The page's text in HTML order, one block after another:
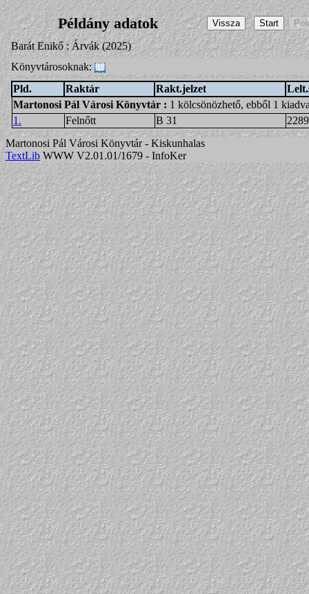
Példány adatok
Barát Enikő : Árvák (2025)
Könyvtárosoknak:
Pld.
Raktár Rakt.jelzet
Martonosi Pál Városi Könyvtár : 1 kölcsönözhető, ebből 1
1.
Felnőtt B 31
Martonosi Pál Városi Könyvtár - Kiskunhalas
TextLib WWW V2.01.01/1679 - InfoKer